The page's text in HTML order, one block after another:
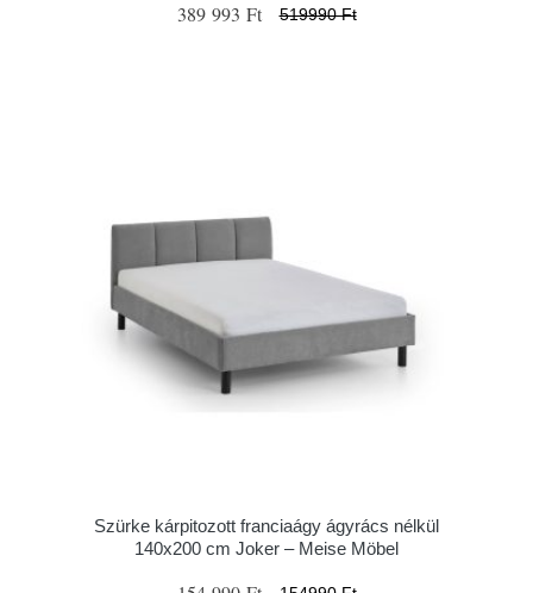
389 993 Ft 519990 Ft
Szürke kárpitozott franciaágy ágyrács nélkül
140x200 cm Joker – Meise Möbel